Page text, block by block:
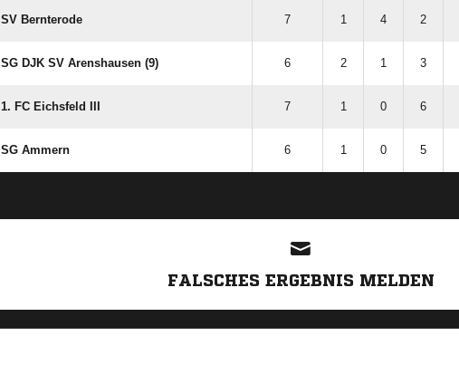
SV Bernterode 7 1 4 2
SG DJK SV Arenshausen (9) 6 2 1 3
1. FC Eichsfeld III 7 1 0 6
SG Ammern 6 1 0 5
FALSCHES ERGEBNIS MELDEN